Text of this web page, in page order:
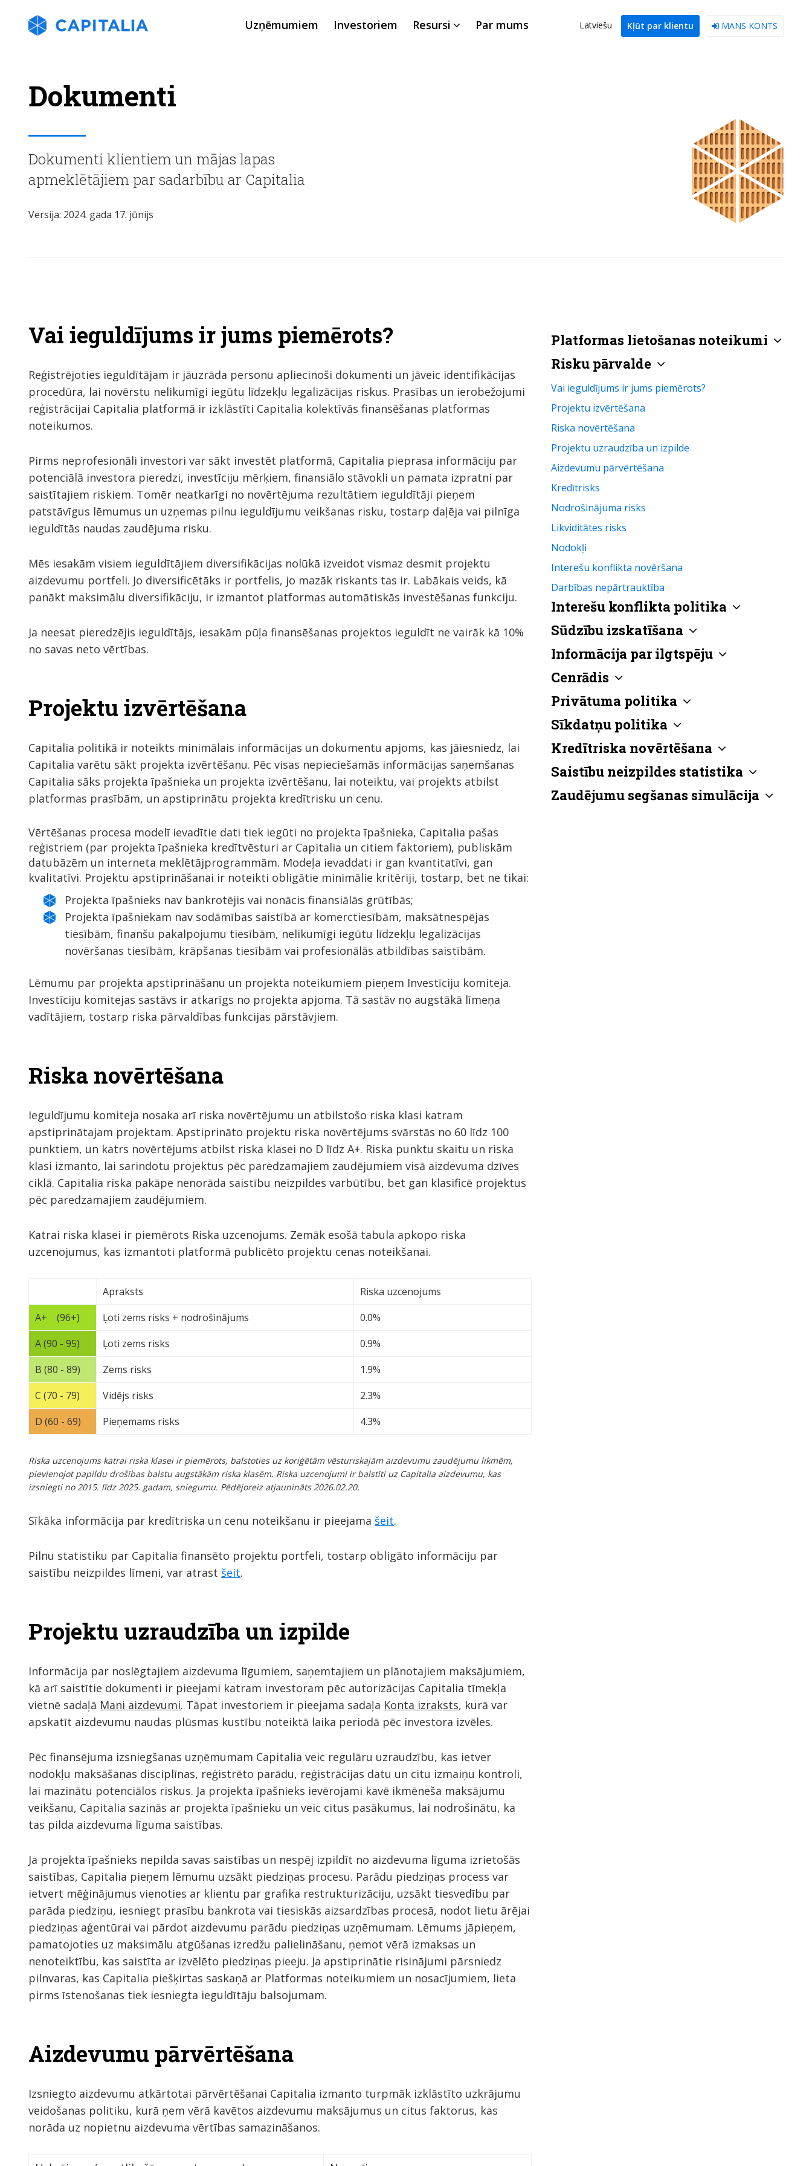
Uzņēmumiem Investoriem Resursi Par mums MANS KONTS
Kļūt par klientu
Latviešu
Dokumenti
Dokumenti klientiem un mājas lapas
apmeklētājiem par sadarbību ar Capitalia
Versija: 2024. gada 17. jūnijs
Vai ieguldījums ir jums piemērots?
Reģistrējoties ieguldītājam ir jāuzrāda personu apliecinoši dokumenti un jāveic identifikācijas
procedūra, lai novērstu nelikumīgi iegūtu līdzekļu legalizācijas riskus. Prasības un ierobežojumi
reģistrācijai Capitalia platformā ir izklāstīti Capitalia kolektīvās finansēšanas platformas
noteikumos.
Pirms neprofesionāli investori var sākt investēt platformā, Capitalia pieprasa informāciju par
potenciālā investora pieredzi, investīciju mērķiem, finansiālo stāvokli un pamata izpratni par
saistītajiem riskiem. Tomēr neatkarīgi no novērtējuma rezultātiem ieguldītāji pieņem
patstāvīgus lēmumus un uzņemas pilnu ieguldījumu veikšanas risku, tostarp daļēja vai pilnīga
ieguldītās naudas zaudējuma risku.
Mēs iesakām visiem ieguldītājiem diversifikācijas nolūkā izveidot vismaz desmit projektu
aizdevumu portfeli. Jo diversificētāks ir portfelis, jo mazāk riskants tas ir. Labākais veids, kā
panākt maksimālu diversifikāciju, ir izmantot platformas automātiskās investēšanas funkciju.
Ja neesat pieredzējis ieguldītājs, iesakām pūļa finansēšanas projektos ieguldīt ne vairāk kā 10%
no savas neto vērtības.
Projektu izvērtēšana
Capitalia politikā ir noteikts minimālais informācijas un dokumentu apjoms, kas jāiesniedz, lai
Capitalia varētu sākt projekta izvērtēšanu. Pēc visas nepieciešamās informācijas saņemšanas
Capitalia sāks projekta īpašnieka un projekta izvērtēšanu, lai noteiktu, vai projekts atbilst
platformas prasībām, un apstiprinātu projekta kredītrisku un cenu.
Vērtēšanas procesa modelī ievadītie dati tiek iegūti no projekta īpašnieka, Capitalia pašas
reģistriem (par projekta īpašnieka kredītvēsturi ar Capitalia un citiem faktoriem), publiskām
datubāzēm un interneta meklētājprogrammām. Modeļa ievaddati ir gan kvantitatīvi, gan
kvalitatīvi. Projektu apstiprināšanai ir noteikti obligātie minimālie kritēriji, tostarp, bet ne tikai:
Projekta īpašnieks nav bankrotējis vai nonācis finansiālās grūtībās;
Projekta īpašniekam nav sodāmības saistībā ar komerctiesībām, maksātnespējas
tiesībām, finanšu pakalpojumu tiesībām, nelikumīgi iegūtu līdzekļu legalizācijas
novēršanas tiesībām, krāpšanas tiesībām vai profesionālās atbildības saistībām.
Lēmumu par projekta apstiprināšanu un projekta noteikumiem pieņem Investīciju komiteja.
Investīciju komitejas sastāvs ir atkarīgs no projekta apjoma. Tā sastāv no augstākā līmeņa
vadītājiem, tostarp riska pārvaldības funkcijas pārstāvjiem.
Riska novērtēšana
Ieguldījumu komiteja nosaka arī riska novērtējumu un atbilstošo riska klasi katram
apstiprinātajam projektam. Apstiprināto projektu riska novērtējums svārstās no 60 līdz 100
punktiem, un katrs novērtējums atbilst riska klasei no D līdz A+. Riska punktu skaitu un riska
klasi izmanto, lai sarindotu projektus pēc paredzamajiem zaudējumiem visā aizdevuma dzīves
ciklā. Capitalia riska pakāpe nenorāda saistību neizpildes varbūtību, bet gan klasificē projektus
pēc paredzamajiem zaudējumiem.
Katrai riska klasei ir piemērots Riska uzcenojums. Zemāk esošā tabula apkopo riska
uzcenojumus, kas izmantoti platformā publicēto projektu cenas noteikšanai.
Apraksts
Riska uzcenojums
A+ (96+)
Ļoti zems risks + nodrošinājums
0.0%
A (90 - 95)
Ļoti zems risks
0.9%
B (80 - 89)
Zems risks
1.9%
C (70 - 79)
Vidējs risks
2.3%
D (60 - 69)
Pieņemams risks 4.3%
Riska uzcenojums katrai riska klasei ir piemērots, balstoties uz koriģētām vēsturiskajām aizdevumu zaudējumu likmēm,
pievienojot papildu drošības balstu augstākām riska klasēm. Riska uzcenojumi ir balstīti uz Capitalia aizdevumu, kas
izsniegti no 2015. līdz 2025. gadam, sniegumu. Pēdējoreiz atjaunināts 2026.02.20.
Sīkāka informācija par kredītriska un cenu noteikšanu ir pieejama šeit.
Pilnu statistiku par Capitalia finansēto projektu portfeli, tostarp obligāto informāciju par
saistību neizpildes līmeni, var atrast šeit.
Projektu uzraudzība un izpilde
Informācija par noslēgtajiem aizdevuma līgumiem, saņemtajiem un plānotajiem maksājumiem,
kā arī saistītie dokumenti ir pieejami katram investoram pēc autorizācijas Capitalia tīmekļa
vietnē sadaļā Mani aizdevumi. Tāpat investoriem ir pieejama sadaļa Konta izraksts, kurā var
apskatīt aizdevumu naudas plūsmas kustību noteiktā laika periodā pēc investora izvēles.
Pēc finansējuma izsniegšanas uzņēmumam Capitalia veic regulāru uzraudzību, kas ietver
nodokļu maksāšanas disciplīnas, reģistrēto parādu, reģistrācijas datu un citu izmaiņu kontroli,
lai mazinātu potenciālos riskus. Ja projekta īpašnieks ievērojami kavē ikmēneša maksājumu
veikšanu, Capitalia sazinās ar projekta īpašnieku un veic citus pasākumus, lai nodrošinātu, ka
tas pilda aizdevuma līguma saistības.
Ja projekta īpašnieks nepilda savas saistības un nespēj izpildīt no aizdevuma līguma izrietošās
saistības, Capitalia pieņem lēmumu uzsākt piedziņas procesu. Parādu piedziņas process var
ietvert mēģinājumus vienoties ar klientu par grafika restrukturizāciju, uzsākt tiesvedību par
parāda piedziņu, iesniegt prasību bankrota vai tiesiskās aizsardzības procesā, nodot lietu ārējai
piedziņas aģentūrai vai pārdot aizdevumu parādu piedziņas uzņēmumam. Lēmums jāpieņem,
pamatojoties uz maksimālu atgūšanas izredžu palielināšanu, ņemot vērā izmaksas un
nenoteiktību, kas saistīta ar izvēlēto piedziņas pieeju. Ja apstiprinātie risinājumi pārsniedz
pilnvaras, kas Capitalia piešķirtas saskaņā ar Platformas noteikumiem un nosacījumiem, lieta
pirms īstenošanas tiek iesniegta ieguldītāju balsojumam.
Aizdevumu pārvērtēšana
Izsniegto aizdevumu atkārtotai pārvērtēšanai Capitalia izmanto turpmāk izklāstīto uzkrājumu
veidošanas politiku, kurā ņem vērā kavētos aizdevumu maksājumus un citus faktorus, kas
norāda uz nopietnu aizdevuma vērtības samazināšanos.
Platformas lietošanas noteikumi
Risku pārvalde
Vai ieguldījums ir jums piemērots?
Projektu izvērtēšana
Riska novērtēšana
Projektu uzraudzība un izpilde
Aizdevumu pārvērtēšana
Kredītrisks
Nodrošinājuma risks
Likviditātes risks
Nodokļi
Interešu konflikta novēršana
Darbības nepārtrauktība
Interešu konflikta politika
Sūdzību izskatīšana
Informācija par ilgtspēju
Cenrādis
Privātuma politika
Sīkdatņu politika
Kredītriska novērtēšana
Saistību neizpildes statistika
Zaudējumu segšanas simulācija